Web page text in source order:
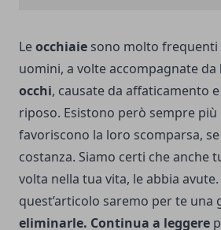
Leocchiaie sono molto frequenti
uomini, a volte accompagnate da
occhi, causate da affaticamento
riposo. Esistono però sempre
favoriscono la loro scomparsa,
costanza. Siamo certi che anche
volta nella tua vita, le abbia
quest’articolo saremo per te una
eliminarle. Continua a leggere